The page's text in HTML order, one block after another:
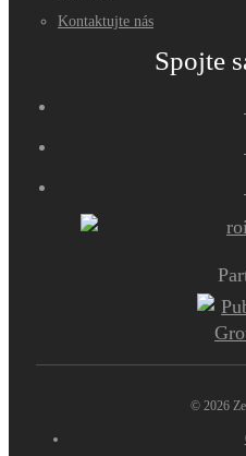
Kontaktujte nás
Spojte
© 2026